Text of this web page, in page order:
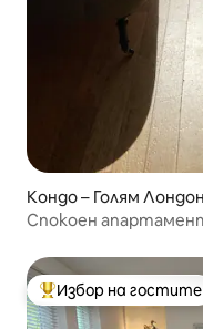
Кондо – Голям Лондон
Спокоен
Най-популярен
Избор на гостите